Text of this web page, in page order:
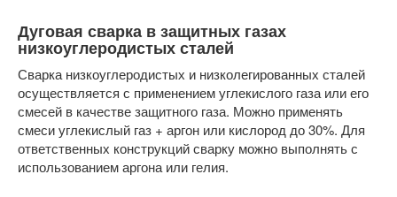
Дуговая сварка в защитных газах
низкоуглеродистых сталей
Сварка низкоуглеродистых и низколегированных сталей
осуществляется с применением углекислого газа или его
смесей в качестве защитного газа. Можно применять
смеси углекислый газ + аргон или кислород до 30%. Для
ответственных конструкций сварку можно выполнять с
использованием аргона или гелия.